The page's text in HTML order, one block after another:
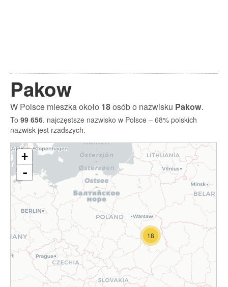
Pakow
W Polsce mieszka około 18osób o nazwisku Pakow.
To 99 656. najczęstsze nazwisko w Polsce – 68% polskich
nazwisk jest rzadszych.
18
+
-